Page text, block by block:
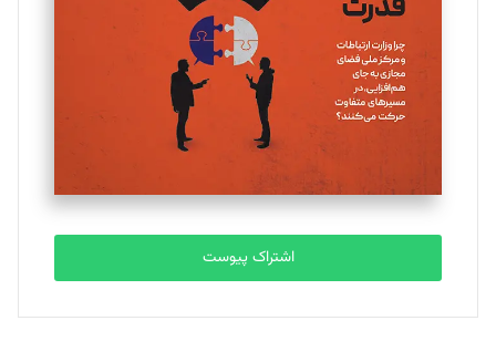
ملینا جعفری
تحریریه
مصطفی مسجدی آرانی
تحریریه
بابک نقاش
تحریریه
اشتراک پیوست